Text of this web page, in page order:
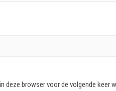
deze browser voor de volgende keer